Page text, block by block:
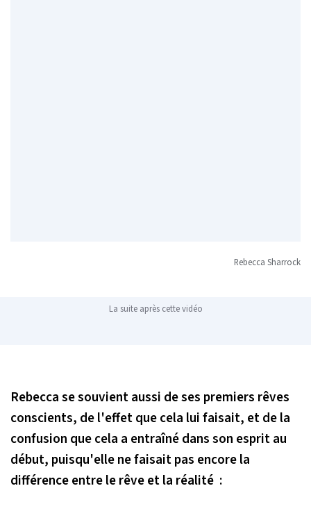
Rebecca Sharrock
La suite après cette vidéo
Rebecca se souvient aussi de ses premiers rêves
conscients, de l'effet que cela lui faisait, et de la
confusion que cela a entraîné dans son esprit au
début, puisqu'elle ne faisait pas encore la
différence entre le rêve et la réalité :